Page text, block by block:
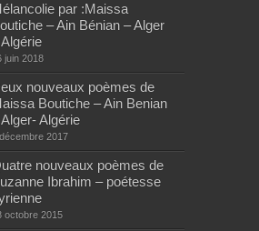
par :Maissa
– Ain Bénian – Alger
juin 2018
nouveaux poèmes de
Boutiche – Ain Benian
Algérie
2017
nouveaux poèmes de
Ibrahim – poétesse
octobre 2015